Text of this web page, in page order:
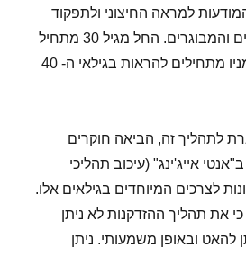
למראה החיצוני ולתפקוד
התקין בגילאים הבוגרים והמבוגרים. החל מגיל 30 מתחיל
תהליך הזדקנות, שסימניו מתחילים להראות בגילאי ה- 40
לתהליך זה, הביאה חוקרים
אייג'ינג" (עיכוב תהליכי
לצרכים המיוחדים בגילאים אלו.
את תהליך ההזדקנות לא ניתן
להאט ובאופן משמעותי. ניתן